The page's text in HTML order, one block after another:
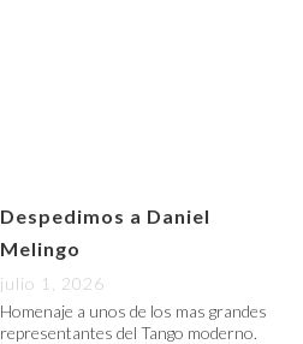
Despedimos a Daniel
Melingo
julio 1, 2026
Homenaje a unos de los mas grandes
representantes del Tango moderno.